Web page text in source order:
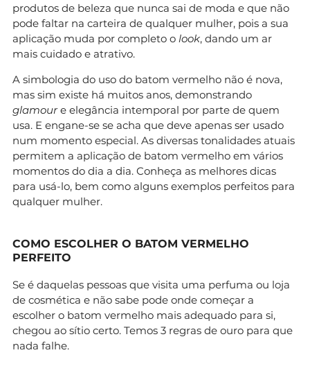
produtos de beleza que nunca sai de moda e que não
pode faltar na carteira de qualquer mulher, pois a sua
aplicação muda por completo o look, dando um ar
mais cuidado e atrativo.
A simbologia do uso do batom vermelho não é nova,
mas sim existe há muitos anos, demonstrando
glamoure elegância intemporal por parte de quem
usa. E engane-se se acha que deve apenas ser usado
num momento especial. As diversas tonalidades atuais
permitem a aplicação de batom vermelho em vários
momentos do dia a dia. Conheça as melhores dicas
para usá-lo, bem como alguns exemplos perfeitos para
qualquer mulher.
COMO ESCOLHER O BATOM VERMELHO
PERFEITO
Se é daquelas pessoas que visita uma perfuma ou loja
de cosmética e não sabe pode onde começar a
escolher o batom vermelho mais adequado para si,
chegou ao sítio certo. Temos 3 regras de ouro para que
nada falhe.